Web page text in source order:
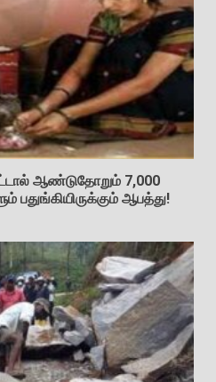
ஆண்டுதோறும் 7,000
பதுங்கியிருக்கும் ஆபத்து!